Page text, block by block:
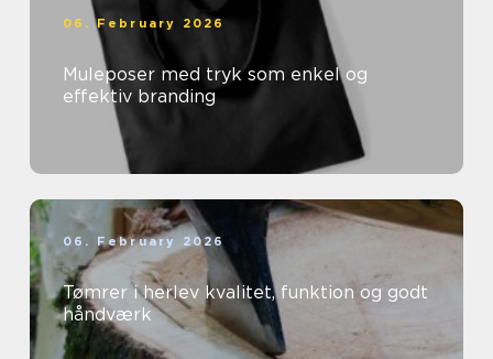
06. February 2026
Muleposer med tryk som enkel og
effektiv branding
06. February 2026
Tømrer i herlev kvalitet, funktion og godt
håndværk